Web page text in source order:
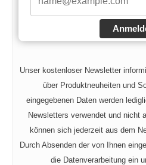
Unser kostenloser Newsletter
über Produktneuheiten und
eingegebenen Daten werden
Newsletters verwendet und nicht
können sich jederzeit aus dem
Durch Absenden der von Ihnen
die Datenverarbeitung ein